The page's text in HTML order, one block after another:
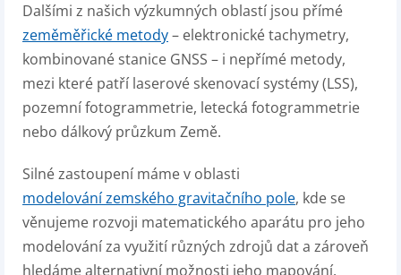
Dalšími z našich výzkumných oblastí jsou přímé
zeměměřické metody– elektronické tachymetry,
kombinované stanice GNSS – i nepřímé metody,
mezi které patří laserové skenovací systémy (LSS),
pozemní fotogrammetrie, letecká fotogrammetrie
nebo dálkový průzkum Země.
Silné zastoupení máme v oblasti
modelování zemského gravitačního pole, kde se
věnujeme rozvoji matematického aparátu pro jeho
modelování za využití různých zdrojů dat a zároveň
hledáme alternativní možnosti jeho mapování.